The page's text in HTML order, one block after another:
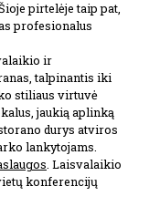
pirtelėje taip pat,
profesionalus
ir
talpinantis iki
stiliaus virtuvė
jaukią aplinką
durys atviros
lankytojams.
. Laisvalaikio
konferencijų